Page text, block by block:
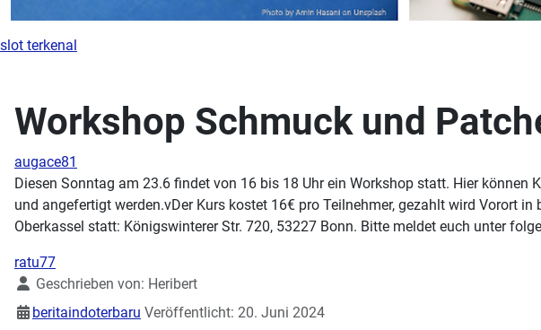
slot terkenal
Workshop Schmuck und
augace81
Diesen Sonntag am 23.6 findet von 16 bis 18 Uhr ein Workshop statt. Hier
und angefertigt werden.vDer Kurs kostet 16€ pro Teilnehmer, gezahlt wird Vorort
Oberkassel statt: Königswinterer Str. 720, 53227 Bonn. Bitte meldet euch unter
ratu77
DetailsGeschrieben von: Heribert
beritaindoterbaru Veröffentlicht: 20. Juni 2024